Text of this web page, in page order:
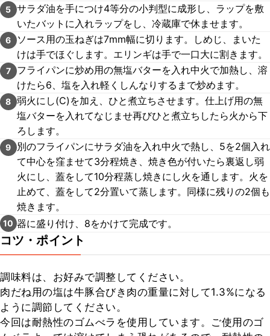
5 サラダ油を手につけ4等分の小判型に成形し、ラップを敷
いたバットに入れラップをし、冷蔵庫で休ませます。
6
ソース用の玉ねぎは7mm幅に切ります。しめじ、まいた
けは手でほぐします。エリンギは手で一口大に割きます。
7
フライパンに炒め用の無塩バターを入れ中火で加熱し、溶
けたら6、塩を入れ軽くしんなりするまで炒めます。
8 弱火にし(C)を加え、ひと煮立ちさせます。仕上げ用の無
塩バターを入れてなじませ再びひと煮立ちしたら火から下
ろします。
9
別のフライパンにサラダ油を入れ中火で熱し、5を2個入れ
て中心を窪ませて3分程焼き、焼き色が付いたら裏返し弱
火にし、蓋をして10分程蒸し焼きにし火を通します。火を
止めて、蓋をして2分置いて蒸します。同様に残りの2個も
焼きます。
10 器に盛り付け、8をかけて完成です。
コツ・ポイント
調味料は、お好みで調整してください。
肉だね用の塩は牛豚合びき肉の重量に対して1.3%になる
ように調節してください。
今回は耐熱性のゴムべラを使用しています。ご使用のゴ